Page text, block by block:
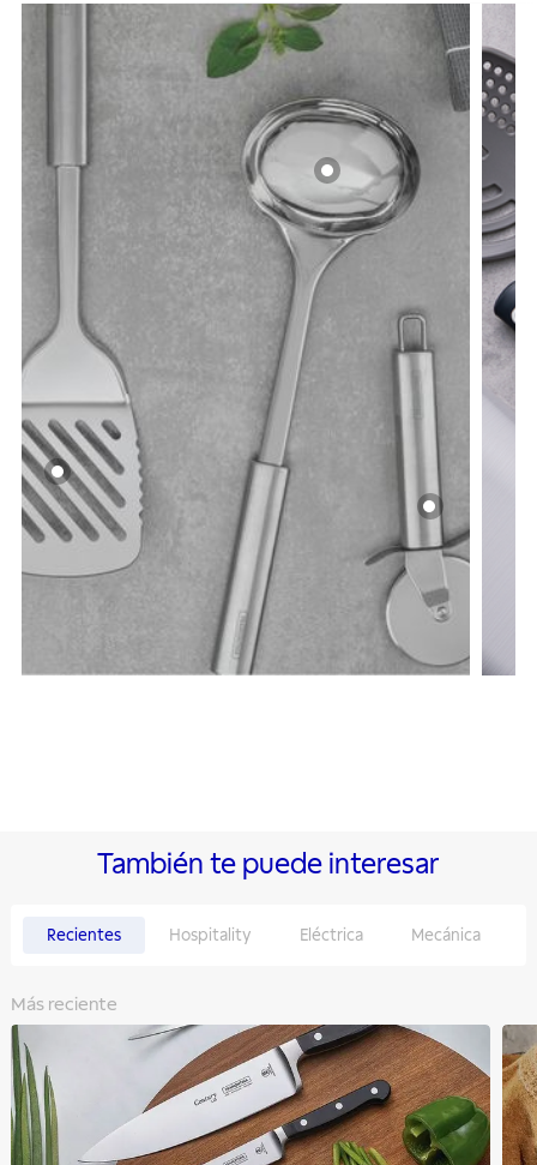
También te puede interesar
Recientes Hospitality Eléctrica Mecánica
Más reciente